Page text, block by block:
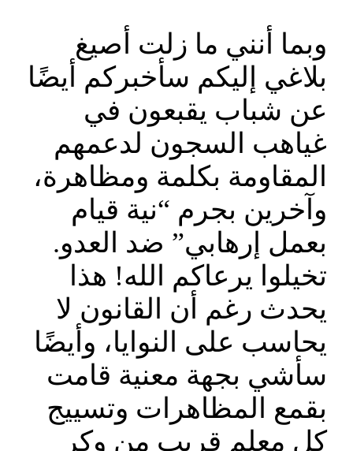
وبما أنني ما زلت أصيغ
بلاغي إليكم سأخبركم أيضًا
عن شباب يقبعون في
غياهب السجون لدعمهم
المقاومة بكلمة ومظاهرة،
وآخرين بجرم “نية قيام
بعمل إرهابي” ضد العدو.
تخيلوا يرعاكم الله! هذا
يحدث رغم أن القانون لا
يحاسب على النوايا، وأيضًا
سأشي بجهة معنية قامت
بقمع المظاهرات وتسييج
كل معلم قريب من وكر